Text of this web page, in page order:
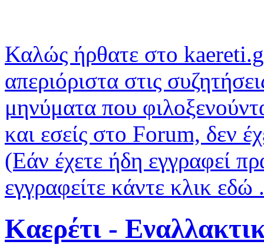
Καλώς ήρθατε στο
απεριόριστα στις
μηνύματα που
και εσείς στο Forum, δεν
(Εάν έχετε ήδη εγγραφεί
εγγραφείτε κάντε κλικ εδώ
Καερέτι -